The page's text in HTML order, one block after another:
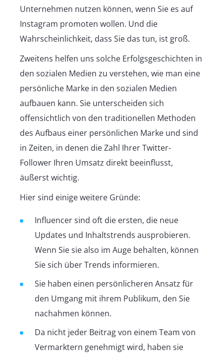
Unternehmen nutzen können, wenn Sie es auf
Instagram promoten wollen. Und die
Wahrscheinlichkeit, dass Sie das tun, ist groß.
Zweitens helfen uns solche Erfolgsgeschichten in
den sozialen Medien zu verstehen, wie man eine
persönliche Marke in den sozialen Medien
aufbauen kann. Sie unterscheiden sich
offensichtlich von den traditionellen Methoden
des Aufbaus einer persönlichen Marke und sind
in Zeiten, in denen die Zahl Ihrer Twitter-
Follower Ihren Umsatz direkt beeinflusst,
äußerst wichtig.
Hier sind einige weitere Gründe:
Influencer sind oft die ersten, die neue
Updates und Inhaltstrends ausprobieren.
Wenn Sie sie also im Auge behalten, können
Sie sich über Trends informieren.
Sie haben einen persönlicheren Ansatz für
den Umgang mit ihrem Publikum, den Sie
nachahmen können.
Da nicht jeder Beitrag von einem Team von
Vermarktern genehmigt wird, haben sie